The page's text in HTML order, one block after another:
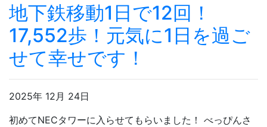
地下鉄移動1日で12回！
17,552歩！元気に1日を過ご
せて幸せです！
2025年 12月 24日
初めてNECタワーに入らせてもらいました！ べっぴんさ